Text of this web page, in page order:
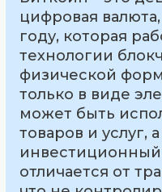
цифровая
году, которая
технологии
физической
только в виде
может быть
товаров и услуг,
инвестиционный
отличается от